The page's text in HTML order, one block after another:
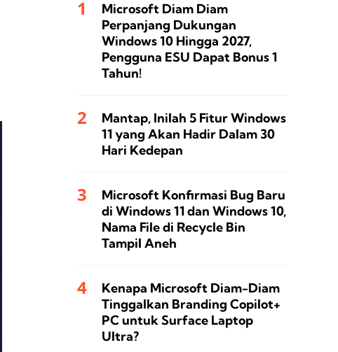
Microsoft Diam Diam
Perpanjang Dukungan
Windows 10 Hingga 2027,
Pengguna ESU Dapat Bonus 1
Tahun!
Mantap, Inilah 5 Fitur Windows
11 yang Akan Hadir Dalam 30
Hari Kedepan
Microsoft Konfirmasi Bug Baru
di Windows 11 dan Windows 10,
Nama File di Recycle Bin
Tampil Aneh
Kenapa Microsoft Diam-Diam
Tinggalkan Branding Copilot+
PC untuk Surface Laptop
Ultra?